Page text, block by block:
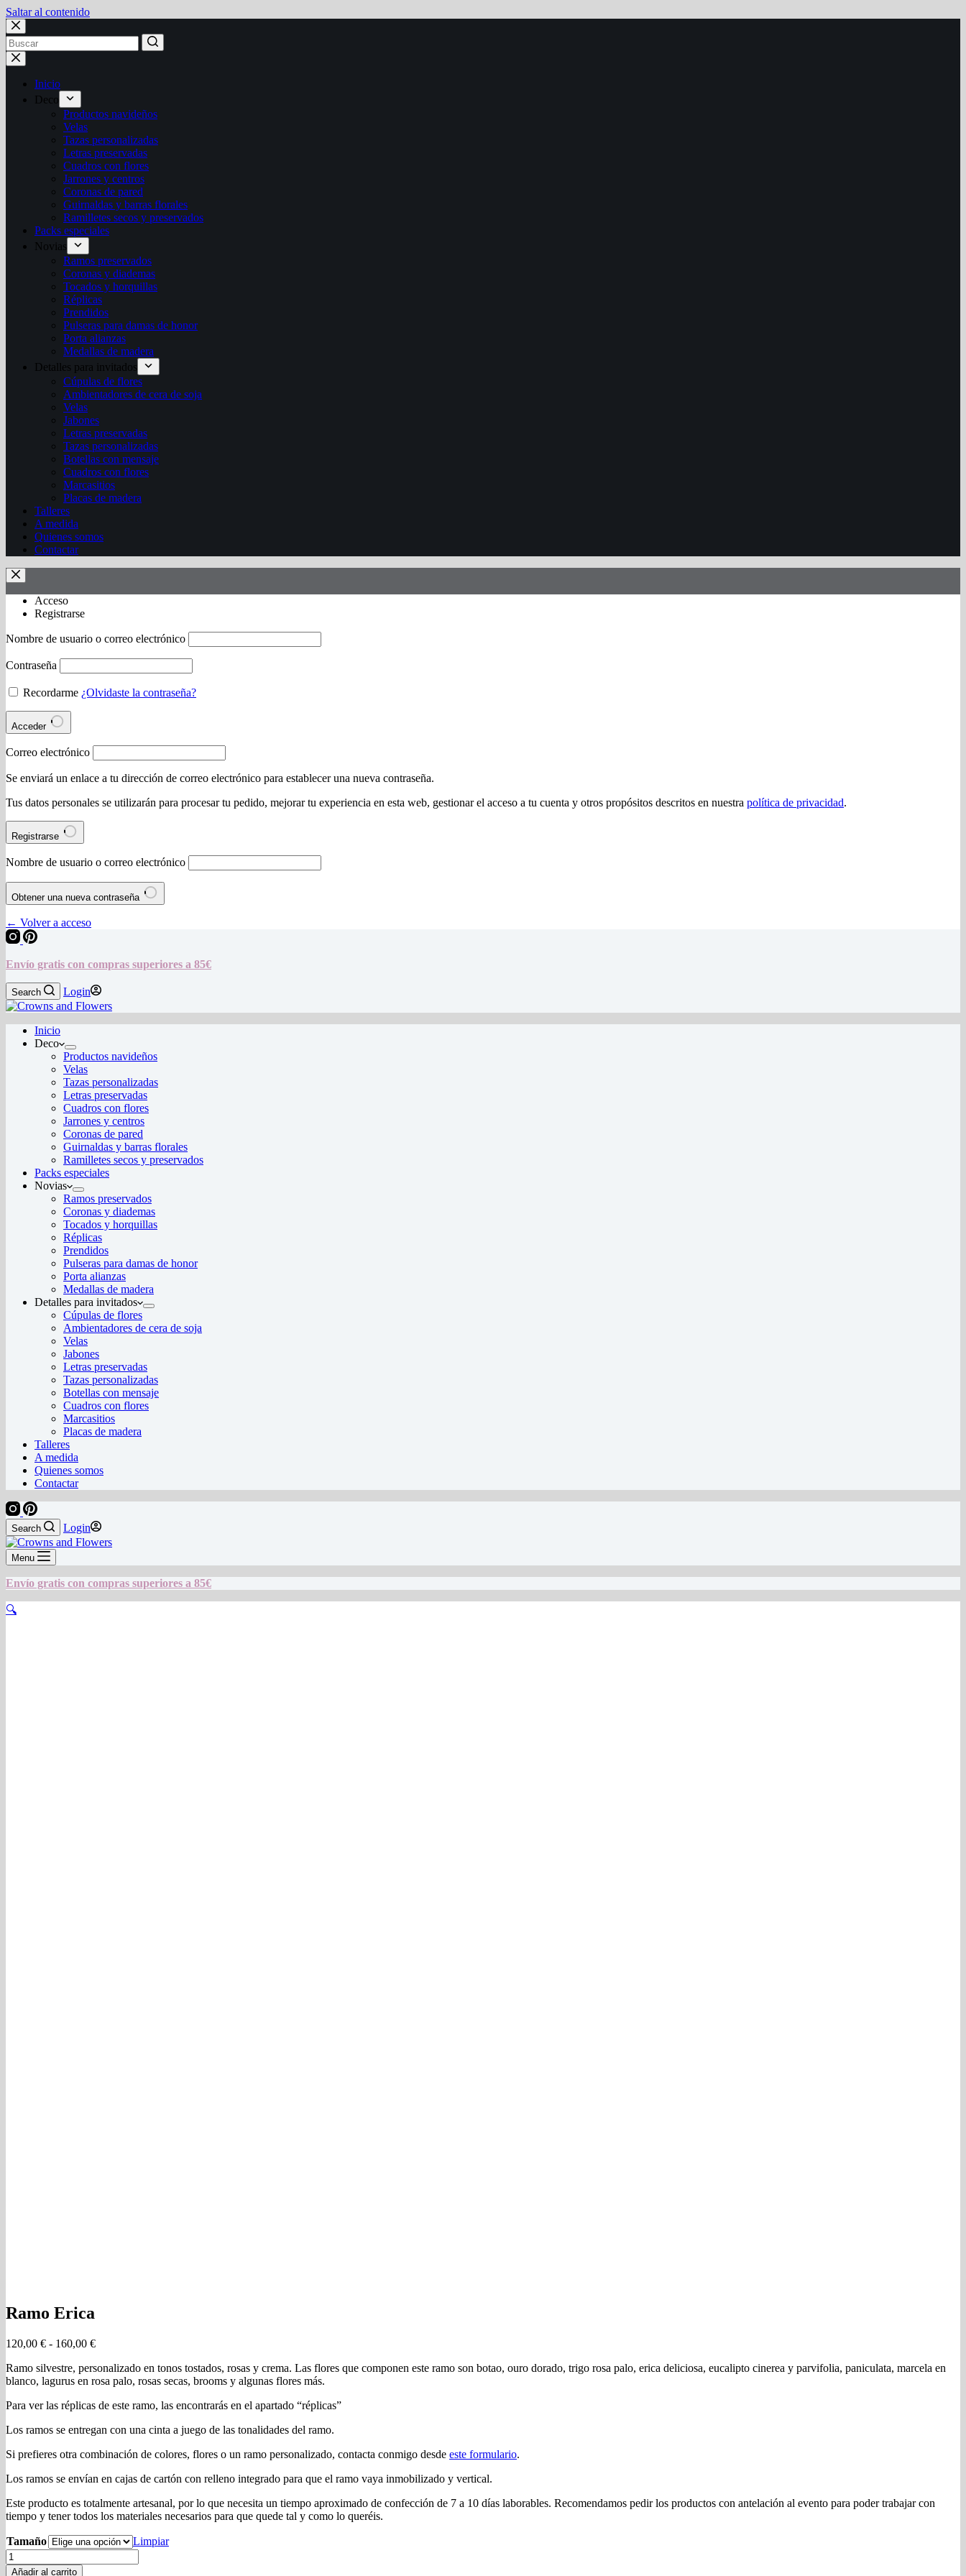
Saltar al contenido
Sin
resultados
Inicio
Deco
Productos navideños
Velas
Tazas personalizadas
Letras preservadas
Cuadros con flores
Jarrones y centros
Coronas de pared
Guirnaldas y barras florales
Ramilletes secos y preservados
Packs especiales
Novias
Ramos preservados
Coronas y diademas
Tocados y horquillas
Réplicas
Prendidos
Pulseras para damas de honor
Porta alianzas
Medallas de madera
Detalles para invitados
Cúpulas de flores
Ambientadores de cera de soja
Velas
Jabones
Letras preservadas
Tazas personalizadas
Botellas con mensaje
Cuadros con flores
Marcasitios
Placas de madera
Talleres
A medida
Quienes somos
Contactar
Acceso
Registrarse
Nombre de usuario o correo electrónico
Contraseña
Recordarme ¿Olvidaste la contraseña?
Acceder
Correo electrónico
Se enviará un enlace a tu dirección de correo electrónico para establecer una nueva contraseña.
Tus datos personales se utilizarán para procesar tu pedido, mejorar tu experiencia en esta web, gestionar el acceso a tu cuenta y otros propósitos descritos en nuestra política de privacidad.
Registrarse
Nombre de usuario o correo electrónico
Obtener una nueva contraseña
← Volver a acceso
Envío gratis con compras superiores a 85€
Search Login
Inicio
Deco
Productos navideños
Velas
Tazas personalizadas
Letras preservadas
Cuadros con flores
Jarrones y centros
Coronas de pared
Guirnaldas y barras florales
Ramilletes secos y preservados
Packs especiales
Novias
Ramos preservados
Coronas y diademas
Tocados y horquillas
Réplicas
Prendidos
Pulseras para damas de honor
Porta alianzas
Medallas de madera
Detalles para invitados
Cúpulas de flores
Ambientadores de cera de soja
Velas
Jabones
Letras preservadas
Tazas personalizadas
Botellas con mensaje
Cuadros con flores
Marcasitios
Placas de madera
Talleres
A medida
Quienes somos
Contactar
Search Login
Menu
Envío gratis con compras superiores a 85€
🔍
Ramo Erica
120,00 € - 160,00 €Rango
precios:
desde
hasta
Ramo silvestre, personalizado en tonos tostados, rosas y crema. Las flores que componen este ramo son botao, ouro dorado, trigo rosa palo, erica deliciosa, eucalipto cinerea y parvifolia, paniculata, marcela en
blanco, lagurus en rosa palo, rosas secas, brooms y algunas flores más.
Para ver las réplicas de este ramo, las encontrarás en el apartado “réplicas”
Los ramos se entregan con una cinta a juego de las tonalidades del ramo.
Si prefieres otra combinación de colores, flores o un ramo personalizado, contacta conmigo desde este formulario.
Los ramos se envían en cajas de cartón con relleno integrado para que el ramo vaya inmobilizado y vertical.
Este producto es totalmente artesanal, por lo que necesita un tiempo aproximado de confección de 7 a 10 días laborables. Recomendamos pedir los productos con antelación al evento para poder trabajar con
tiempo y tener todos los materiales necesarios para que quede tal y como lo queréis.
Tamaño
Limpiar
Ramo
Erica
Añadir al carrito